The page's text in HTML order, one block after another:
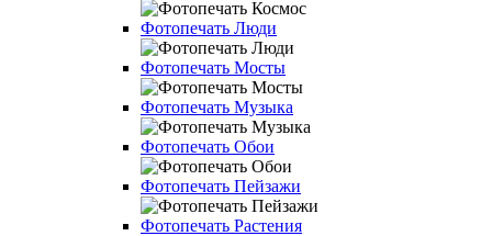
Фотопечать Люди
Фотопечать Мосты
Фотопечать Музыка
Фотопечать Обои
Фотопечать Пейзажи
Фотопечать Растения